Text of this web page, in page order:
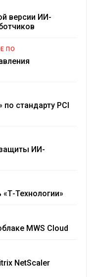
версии ИИ-
ПО
стандарту PCI
ИИ-
Технологии»
MWS Cloud
NetScaler